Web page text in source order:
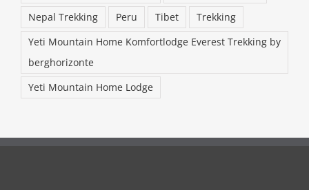
Nepal Trekking
Peru Tibet
Trekking
Yeti Mountain Home Komfortlodge Everest Trekking by
berghorizonte
Yeti Mountain Home Lodge